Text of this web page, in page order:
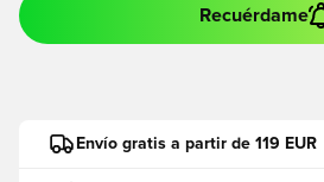
Recuérdame
Envío gratis a partir de 119 EUR